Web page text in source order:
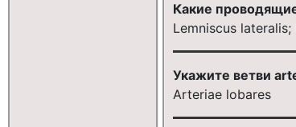
Какие
Lemniscus
Укажите ветви
Arteriae lobares